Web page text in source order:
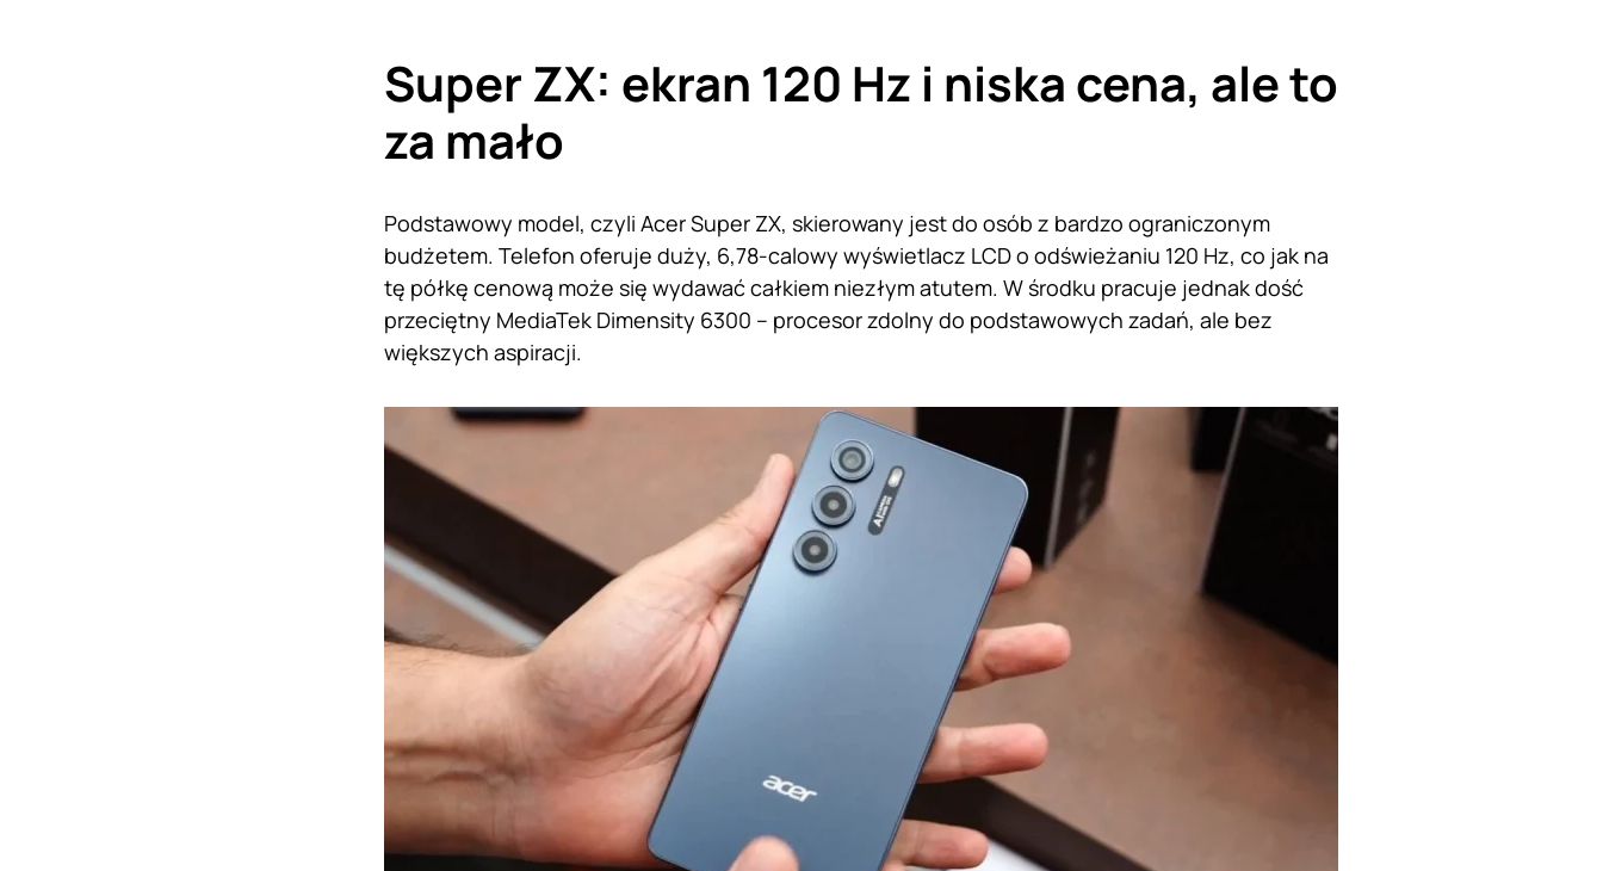
Super ZX: ekran 120 Hz i niska cena, ale to
za mało
Podstawowy model, czyli Acer Super ZX, skierowany jest do osób z bardzo ograniczonym
budżetem. Telefon oferuje duży, 6,78-calowy wyświetlacz LCD o odświeżaniu 120 Hz, co jak na
tę półkę cenową może się wydawać całkiem niezłym atutem. W środku pracuje jednak dość
przeciętny MediaTek Dimensity 6300 – procesor zdolny do podstawowych zadań, ale bez
większych aspiracji.